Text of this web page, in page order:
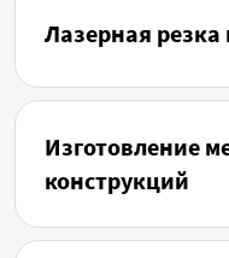
Лазерная резка
Изготовление
конструкций